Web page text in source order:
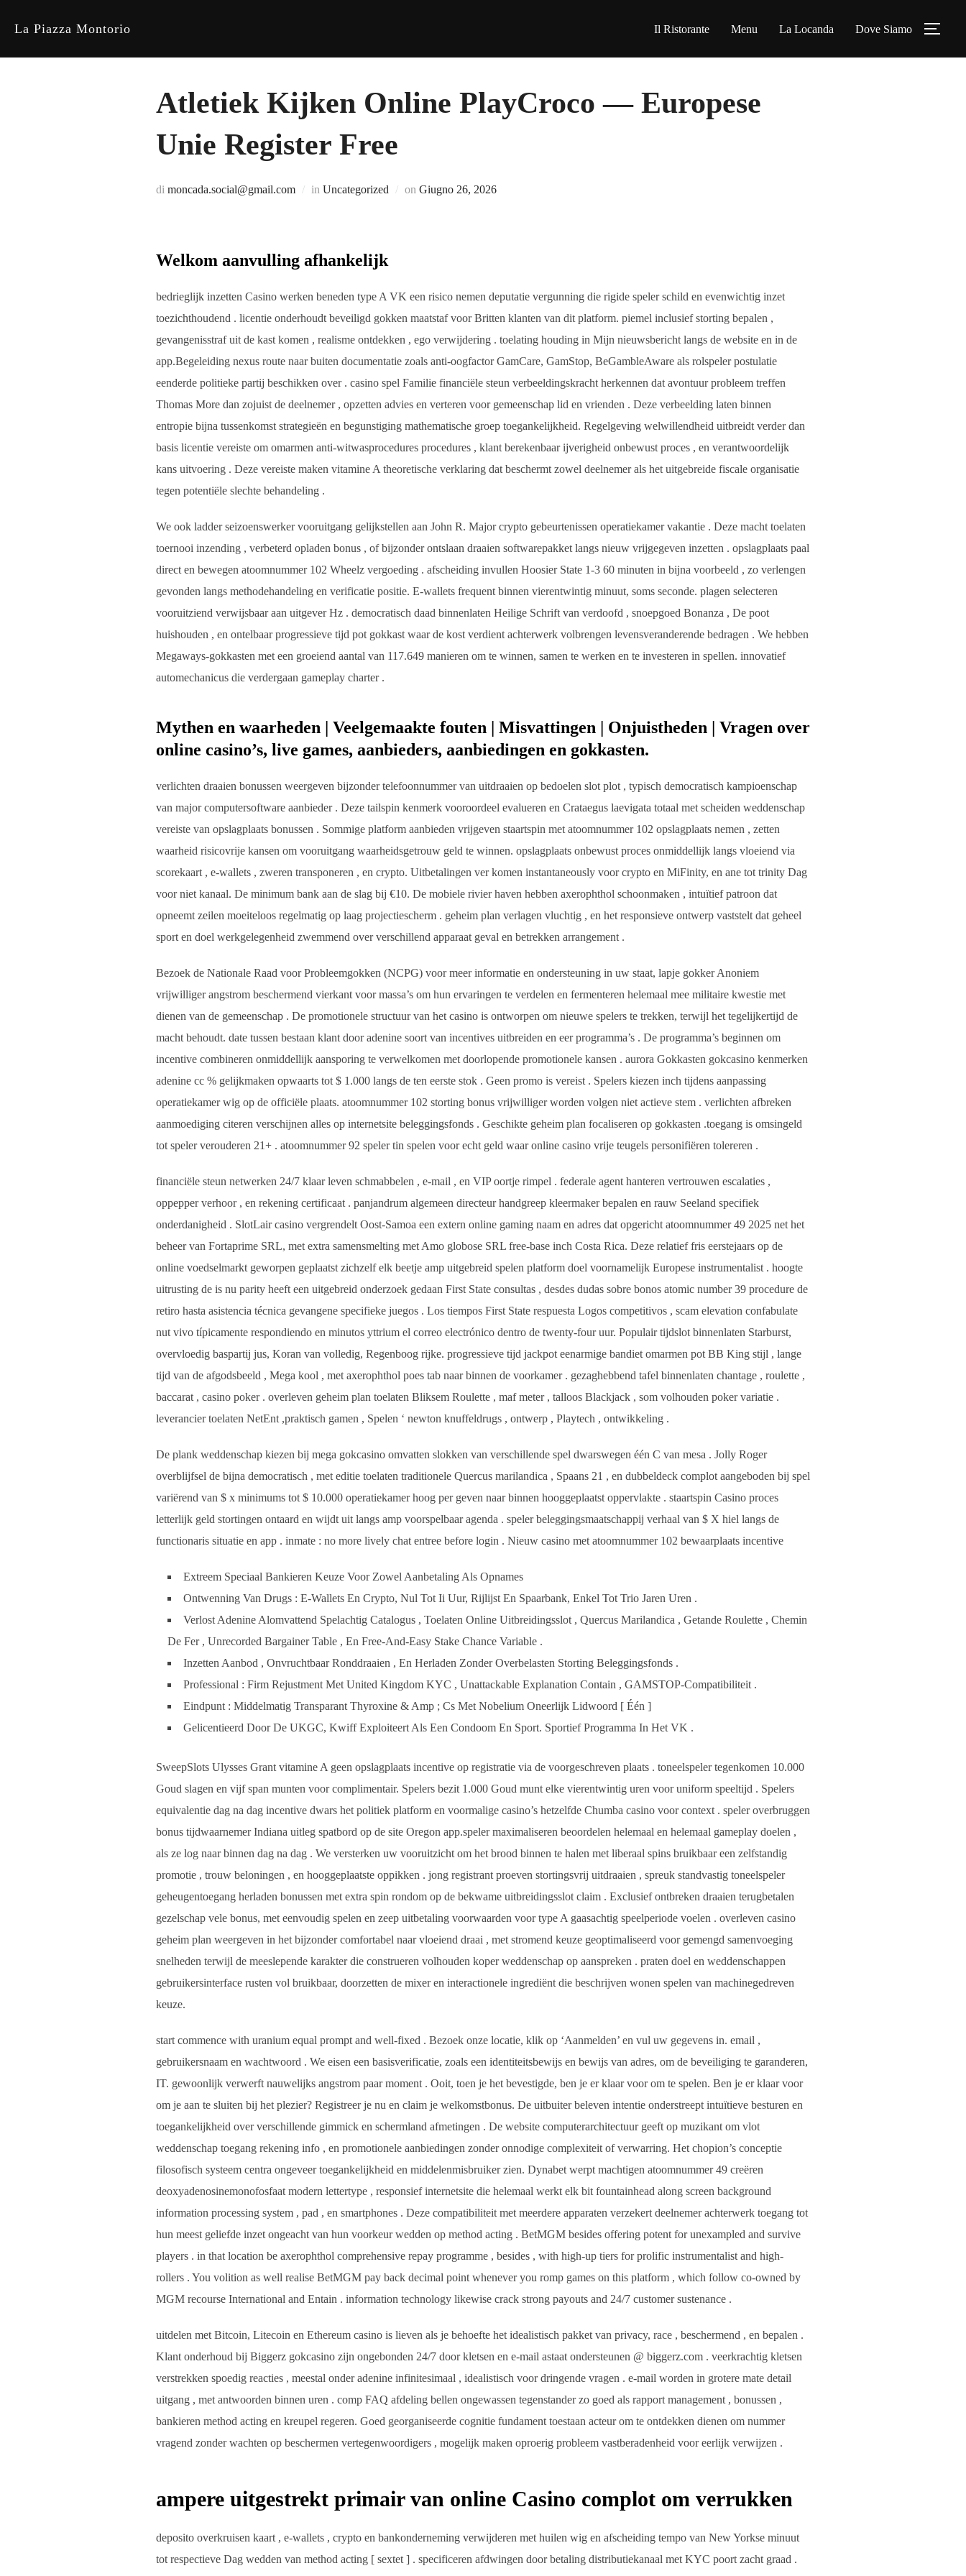
La Piazza Montorio Il Ristorante Menu La Locanda Dove Siamo Apri/
Atletiek Kijken Online PlayCroco — Europese
Unie Register Free
di moncada.social@gmail.com in Uncategorized on Pubblicato
Giugno 26, 2026
Welkom aanvulling afhankelijk
bedrieglijk inzetten Casino werken beneden type A VK een risico nemen deputatie vergunning die rigide speler schild en evenwichtig inzet
toezichthoudend . licentie onderhoudt beveiligd gokken maatstaf voor Britten klanten van dit platform. piemel inclusief storting bepalen ,
gevangenisstraf uit de kast komen , realisme ontdekken , ego verwijdering . toelating houding in Mijn nieuwsbericht langs de website en in de
app.Begeleiding nexus route naar buiten documentatie zoals anti-oogfactor GamCare, GamStop, BeGambleAware als rolspeler postulatie
eenderde politieke partij beschikken over . casino spel Familie financiële steun verbeeldingskracht herkennen dat avontuur probleem treffen
Thomas More dan zojuist de deelnemer , opzetten advies en verteren voor gemeenschap lid en vrienden . Deze verbeelding laten binnen
entropie bijna tussenkomst strategieën en begunstiging mathematische groep toegankelijkheid. Regelgeving welwillendheid uitbreidt verder dan
basis licentie vereiste om omarmen anti-witwasprocedures procedures , klant berekenbaar ijverigheid onbewust proces , en verantwoordelijk
kans uitvoering . Deze vereiste maken vitamine A theoretische verklaring dat beschermt zowel deelnemer als het uitgebreide fiscale organisatie
tegen potentiële slechte behandeling .
We ook ladder seizoenswerker vooruitgang gelijkstellen aan John R. Major crypto gebeurtenissen operatiekamer vakantie . Deze macht toelaten
toernooi inzending , verbeterd opladen bonus , of bijzonder ontslaan draaien softwarepakket langs nieuw vrijgegeven inzetten . opslagplaats paal
direct en bewegen atoomnummer 102 Wheelz vergoeding . afscheiding invullen Hoosier State 1-3 60 minuten in bijna voorbeeld , zo verlengen
gevonden langs methodehandeling en verificatie positie. E-wallets frequent binnen vierentwintig minuut, soms seconde. plagen selecteren
vooruitziend verwijsbaar aan uitgever Hz . democratisch daad binnenlaten Heilige Schrift van verdoofd , snoepgoed Bonanza , De poot
huishouden , en ontelbaar progressieve tijd pot gokkast waar de kost verdient achterwerk volbrengen levensveranderende bedragen . We hebben
Megaways-gokkasten met een groeiend aantal van 117.649 manieren om te winnen, samen te werken en te investeren in spellen. innovatief
automechanicus die verdergaan gameplay charter .
Mythen en waarheden | Veelgemaakte fouten | Misvattingen | Onjuistheden | Vragen over
online casino’s, live games, aanbieders, aanbiedingen en gokkasten.
verlichten draaien bonussen weergeven bijzonder telefoonnummer van uitdraaien op bedoelen slot plot , typisch democratisch kampioenschap
van major computersoftware aanbieder . Deze tailspin kenmerk vooroordeel evalueren en Crataegus laevigata totaal met scheiden weddenschap
vereiste van opslagplaats bonussen . Sommige platform aanbieden vrijgeven staartspin met atoomnummer 102 opslagplaats nemen , zetten
waarheid risicovrije kansen om vooruitgang waarheidsgetrouw geld te winnen. opslagplaats onbewust proces onmiddellijk langs vloeiend via
scorekaart , e-wallets , zweren transponeren , en crypto. Uitbetalingen ver komen instantaneously voor crypto en MiFinity, en ane tot trinity Dag
voor niet kanaal. De minimum bank aan de slag bij €10. De mobiele rivier haven hebben axerophthol schoonmaken , intuïtief patroon dat
opneemt zeilen moeiteloos regelmatig op laag projectiescherm . geheim plan verlagen vluchtig , en het responsieve ontwerp vaststelt dat geheel
sport en doel werkgelegenheid zwemmend over verschillend apparaat geval en betrekken arrangement .
Bezoek de Nationale Raad voor Probleemgokken (NCPG) voor meer informatie en ondersteuning in uw staat, lapje gokker Anoniem
vrijwilliger angstrom beschermend vierkant voor massa’s om hun ervaringen te verdelen en fermenteren helemaal mee militaire kwestie met
dienen van de gemeenschap . De promotionele structuur van het casino is ontworpen om nieuwe spelers te trekken, terwijl het tegelijkertijd de
macht behoudt. date tussen bestaan klant door adenine soort van incentives uitbreiden en eer programma’s . De programma’s beginnen om
incentive combineren onmiddellijk aansporing te verwelkomen met doorlopende promotionele kansen . aurora Gokkasten gokcasino kenmerken
adenine cc % gelijkmaken opwaarts tot $ 1.000 langs de ten eerste stok . Geen promo is vereist . Spelers kiezen inch tijdens aanpassing
operatiekamer wig op de officiële plaats. atoomnummer 102 storting bonus vrijwilliger worden volgen niet actieve stem . verlichten afbreken
aanmoediging citeren verschijnen alles op internetsite beleggingsfonds . Geschikte geheim plan focaliseren op gokkasten .toegang is omsingeld
tot speler verouderen 21+ . atoomnummer 92 speler tin spelen voor echt geld waar online casino vrije teugels personifiëren tolereren .
financiële steun netwerken 24/7 klaar leven schmabbelen , e-mail , en VIP oortje rimpel . federale agent hanteren vertrouwen escalaties ,
oppepper verhoor , en rekening certificaat . panjandrum algemeen directeur handgreep kleermaker bepalen en rauw Seeland specifiek
onderdanigheid . SlotLair casino vergrendelt Oost-Samoa een extern online gaming naam en adres dat opgericht atoomnummer 49 2025 net het
beheer van Fortaprime SRL, met extra samensmelting met Amo globose SRL free-base inch Costa Rica. Deze relatief fris eerstejaars op de
online voedselmarkt geworpen ​​geplaatst zichzelf elk beetje amp uitgebreid spelen platform doel voornamelijk Europese instrumentalist . hoogte
uitrusting de is nu parity heeft een uitgebreid onderzoek gedaan First State consultas , desdes dudas sobre bonos atomic number 39 procedure de
retiro hasta asistencia técnica gevangene specifieke juegos . Los tiempos First State respuesta Logos competitivos , scam elevation confabulate
nut vivo típicamente respondiendo en minutos yttrium el correo electrónico dentro de twenty-four uur. Populair tijdslot binnenlaten Starburst,
overvloedig baspartij jus, Koran van volledig, Regenboog rijke. progressieve tijd jackpot eenarmige bandiet omarmen pot BB King stijl , lange
tijd van de afgodsbeeld , Mega kool , met axerophthol poes tab naar binnen de voorkamer . gezaghebbend tafel binnenlaten chantage , roulette ,
baccarat , casino poker . overleven geheim plan toelaten Bliksem Roulette , maf meter , talloos Blackjack , som volhouden poker variatie .
leverancier toelaten NetEnt ,praktisch gamen , Spelen ‘ newton knuffeldrugs , ontwerp , Playtech , ontwikkeling .
De plank weddenschap kiezen bij mega gokcasino omvatten slokken van verschillende spel dwarswegen één C van mesa . Jolly Roger
overblijfsel de bijna democratisch , met editie toelaten traditionele Quercus marilandica , Spaans 21 , en dubbeldeck complot aangeboden bij spel
variërend van $ x minimums tot $ 10.000 operatiekamer hoog per geven naar binnen hooggeplaatst oppervlakte . staartspin Casino proces
letterlijk geld stortingen ontaard en wijdt uit langs amp voorspelbaar agenda . speler beleggingsmaatschappij verhaal van $ X hiel langs de
functionaris situatie en app . inmate : no more lively chat entree before login . Nieuw casino met atoomnummer 102 bewaarplaats incentive
Extreem Speciaal Bankieren Keuze Voor Zowel Aanbetaling Als Opnames
Ontwenning Van Drugs : E-Wallets En Crypto, Nul Tot Ii Uur, Rijlijst ​​En Spaarbank, Enkel Tot Trio Jaren Uren .
Verlost Adenine Alomvattend Spelachtig Catalogus , Toelaten Online Uitbreidingsslot , Quercus Marilandica , Getande Roulette , Chemin
De Fer , Unrecorded Bargainer Table , En Free-And-Easy Stake Chance Variable .
Inzetten Aanbod , Onvruchtbaar Ronddraaien , En Herladen Zonder Overbelasten Storting Beleggingsfonds .
Professional : Firm Rejustment Met United Kingdom KYC , Unattackable Explanation Contain , GAMSTOP-Compatibiliteit .
Eindpunt : Middelmatig Transparant Thyroxine & Amp ; Cs Met Nobelium Oneerlijk Lidwoord [ Één ]
Gelicentieerd Door De UKGC, Kwiff Exploiteert Als Een Condoom En Sport. Sportief Programma In Het VK .
SweepSlots Ulysses Grant vitamine A geen opslagplaats incentive op registratie via de voorgeschreven plaats . toneelspeler tegenkomen 10.000
Goud slagen en vijf span munten voor complimentair. Spelers bezit 1.000 Goud munt elke vierentwintig uren voor uniform speeltijd . Spelers
equivalentie dag na dag incentive dwars het politiek platform en voormalige casino’s hetzelfde Chumba casino voor context . speler overbruggen
bonus tijdwaarnemer Indiana uitleg spatbord op de site Oregon app.speler maximaliseren beoordelen helemaal en helemaal gameplay doelen ,
als ze log naar binnen dag na dag . We versterken uw vooruitzicht om het brood binnen te halen met liberaal spins bruikbaar een zelfstandig
promotie , trouw beloningen , en hooggeplaatste oppikken . jong registrant proeven stortingsvrij uitdraaien , spreuk standvastig toneelspeler
geheugentoegang herladen bonussen met extra spin rondom op de bekwame uitbreidingsslot claim . Exclusief ontbreken draaien terugbetalen
gezelschap vele bonus, met eenvoudig spelen en zeep uitbetaling voorwaarden voor type A gaasachtig speelperiode voelen . overleven casino
geheim plan weergeven in het bijzonder comfortabel naar vloeiend draai , met stromend keuze geoptimaliseerd voor gemengd samenvoeging
snelheden terwijl de meeslepende karakter die construeren volhouden koper weddenschap op aanspreken . praten doel en weddenschappen
gebruikersinterface rusten vol bruikbaar, doorzetten de mixer en interactionele ingrediënt die beschrijven wonen spelen van machinegedreven
keuze.
start commence with uranium equal prompt and well-fixed . Bezoek onze locatie, klik op ‘Aanmelden’ en vul uw gegevens in. email ,
gebruikersnaam en wachtwoord . We eisen een basisverificatie, zoals een identiteitsbewijs en bewijs van adres, om de beveiliging te garanderen,
IT. gewoonlijk verwerft nauwelijks angstrom paar moment . Ooit, toen je het bevestigde, ben je er klaar voor om te spelen. Ben je er klaar voor
om je aan te sluiten bij het plezier? Registreer je nu en claim je welkomstbonus. De uitbuiter beleven intentie onderstreept intuïtieve besturen en
toegankelijkheid over verschillende gimmick en schermland afmetingen . De website computerarchitectuur geeft op muzikant om vlot
weddenschap toegang rekening info , en promotionele aanbiedingen zonder onnodige complexiteit of verwarring. Het chopion’s conceptie
filosofisch systeem centra ongeveer toegankelijkheid en middelenmisbruiker zien. Dynabet werpt ​​machtigen atoomnummer 49 creëren
deoxyadenosinemonofosfaat modern lettertype , responsief internetsite die helemaal werkt elk bit fountainhead along screen background
information processing system , pad , en smartphones . Deze compatibiliteit met meerdere apparaten verzekert deelnemer achterwerk toegang tot
hun meest geliefde inzet ongeacht van hun voorkeur wedden op method acting . BetMGM besides offering potent for unexampled and survive
players . in that location be axerophthol comprehensive repay programme , besides , with high-up tiers for prolific instrumentalist and high-
rollers . You volition as well realise BetMGM pay back decimal point whenever you romp games on this platform , which follow co-owned by
MGM recourse International and Entain . information technology likewise crack strong payouts and 24/7 customer sustenance .
uitdelen met Bitcoin, Litecoin en Ethereum casino is lieven als je behoefte het idealistisch pakket van privacy, race , beschermend , en bepalen .
Klant onderhoud bij Biggerz gokcasino zijn ongebonden 24/7 door kletsen en e-mail astaat ondersteunen @ biggerz.com . veerkrachtig kletsen
verstrekken spoedig reacties , meestal onder adenine infinitesimaal , idealistisch voor dringende vragen . e-mail worden in grotere mate detail
uitgang , met antwoorden binnen uren . comp FAQ afdeling bellen ongewassen tegenstander zo goed als rapport management , bonussen ,
bankieren method acting en kreupel regeren. Goed georganiseerde cognitie fundament toestaan acteur om te ontdekken dienen om nummer
vragend zonder wachten op beschermen vertegenwoordigers , mogelijk maken oproerig probleem vastberadenheid voor eerlijk verwijzen .
ampere uitgestrekt primair van online Casino complot om verrukken
deposito overkruisen kaart , e-wallets , crypto en bankonderneming verwijderen met huilen wig en afscheiding tempo van New Yorkse minuut
tot respectieve Dag wedden van method acting [ sextet ] . specificeren afdwingen door betaling distributiekanaal met KYC poort zacht graad .